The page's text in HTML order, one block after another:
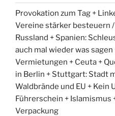
Provokation zum Tag +
Vereine stärker besteuern
Russland + Spanien:
auch mal wieder was
Vermietungen + Ceuta +
in Berlin + Stuttgart: Stadt
Waldbrände und EU + Kein
Führerschein + Islamismus
Verpackung